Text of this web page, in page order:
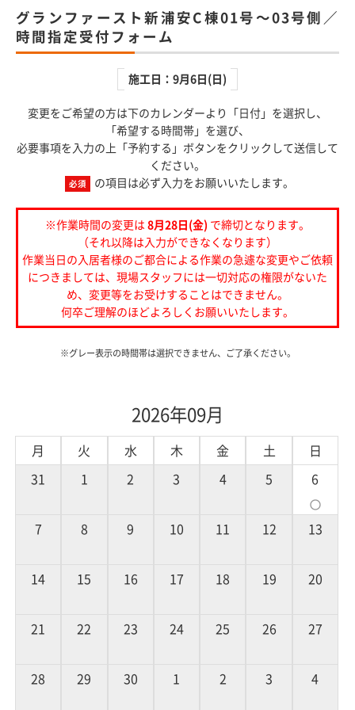
グランファースト新浦安C棟01号〜03号側／
時間指定受付フォーム
施工日：9月6日(日)
変更をご希望の方は下のカレンダーより「日付」を選択し、
「希望する時間帯」を選び、
必要事項を入力の上「予約する」ボタンをクリックして送信して
ください。
必須 の項目は必ず入力をお願いいたします。
※作業時間の変更は 8月28日(金) で締切となります。
（それ以降は入力ができなくなります）
作業当日の入居者様のご都合による作業の急遽な変更やご依頼
につきましては、 現場スタッフには一切対応の権限がないた
め、変更等をお受けすることはできません。
何卒ご理解のほどよろしくお願いいたします。
※グレー表示の時間帯は選択できません、ご了承ください。
2026年09月
月 火 水 木 金 土
日
31
1 2 3 4 5 6
panorama_fish_eye
7 8 9 10 11 12 13
14 15 16 17 18 19 20
21 22 23 24 25 26 27
28 29 30 1 2 3 4